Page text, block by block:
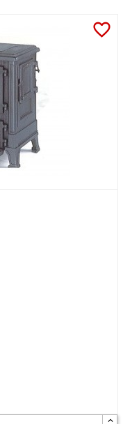
favorite_border